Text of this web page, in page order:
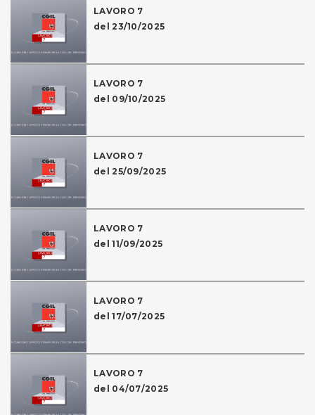
LAVORO 7
del 23/10/2025
LAVORO 7
del 09/10/2025
LAVORO 7
del 25/09/2025
LAVORO 7
del 11/09/2025
LAVORO 7
del 17/07/2025
LAVORO 7
del 04/07/2025